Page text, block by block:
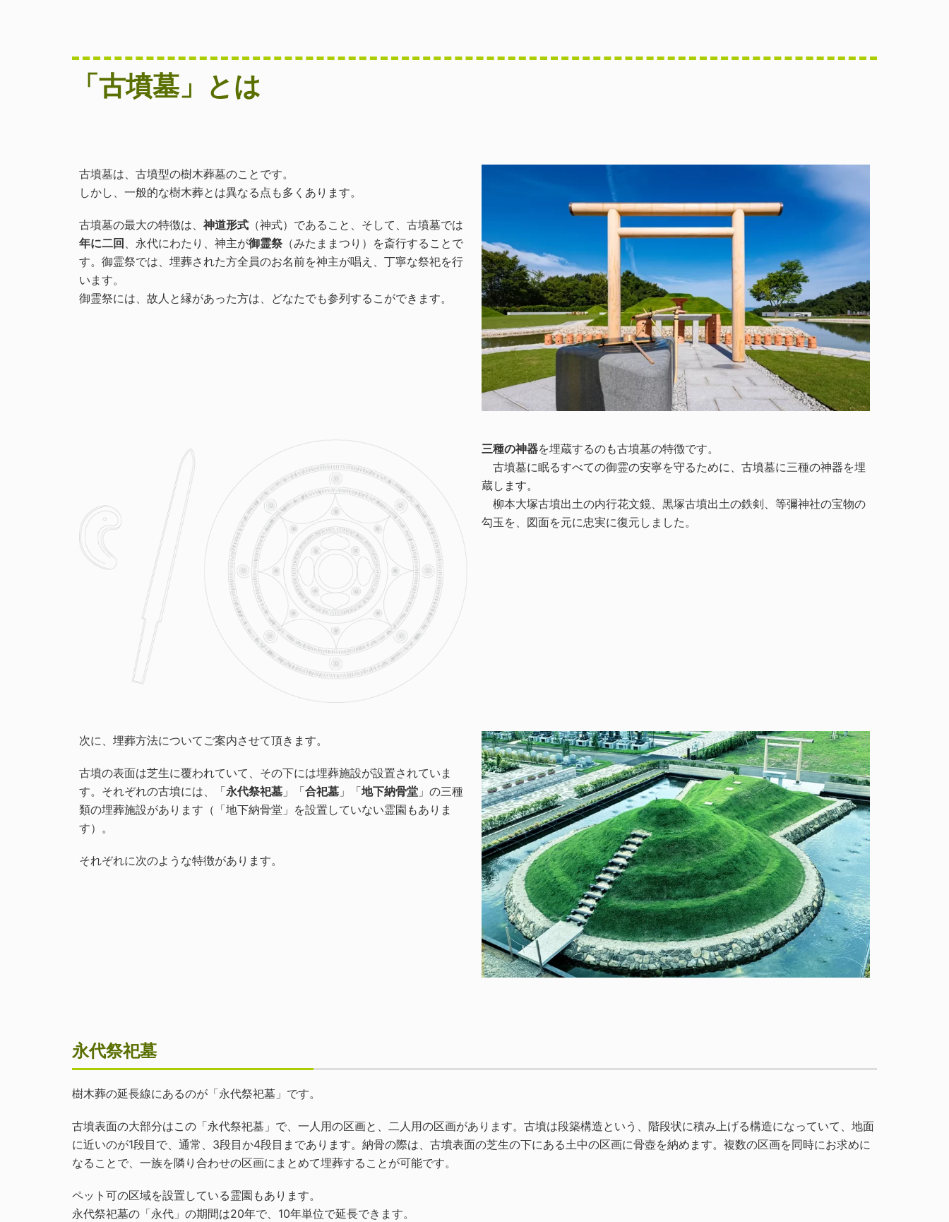
「古墳墓」とは
古墳墓は、古墳型の樹木葬墓のことです。
しかし、一般的な樹木葬とは異なる点も多くあります。
古墳墓の最大の特徴は、 神道形式 （神式）であること、そして、古墳墓では
年に二回 、永代にわたり、神主が御霊祭 （みたままつり）を斎行することで
す。御霊祭では、埋葬された方全員のお名前を神主が唱え、丁寧な祭祀を行
います。
御霊祭には、故人と縁があった方は、どなたでも参列するこができます。
三種の神器を埋蔵するのも古墳墓の特徴です。
古墳墓に眠るすべての御霊の安寧を守るために、古墳墓に三種の神器を埋
蔵します。
柳本大塚古墳出土の内行花文鏡、黒塚古墳出土の鉄剣、等彌神社の宝物の
勾玉を、図面を元に忠実に復元しました。
次に、埋葬方法についてご案内させて頂きます。
古墳の表面は芝生に覆われていて、その下には埋葬施設が設置されていま
す。それぞれの古墳には、「永代祭祀墓 」「合祀墓 」「地下納骨堂 」の三種
類の埋葬施設があります（「地下納骨堂」を設置していない霊園もありま
す）。
それぞれに次のような特徴があります。
永代祭祀墓
樹木葬の延長線にあるのが「永代祭祀墓」です。
古墳表面の大部分はこの「永代祭祀墓」で、一人用の区画と、二人用の区画があります。古墳は段築構造という、階段状に積み上げる構造になっていて、地面
に近いのが1段目で、通常、3段目か4段目まであります。納骨の際は、古墳表面の芝生の下にある土中の区画に骨壺を納めます。複数の区画を同時にお求めに
なることで、一族を隣り合わせの区画にまとめて埋葬することが可能です。
ペット可の区域を設置している霊園もあります。
永代祭祀墓の「永代」の期間は20年で、10年単位で延長できます。